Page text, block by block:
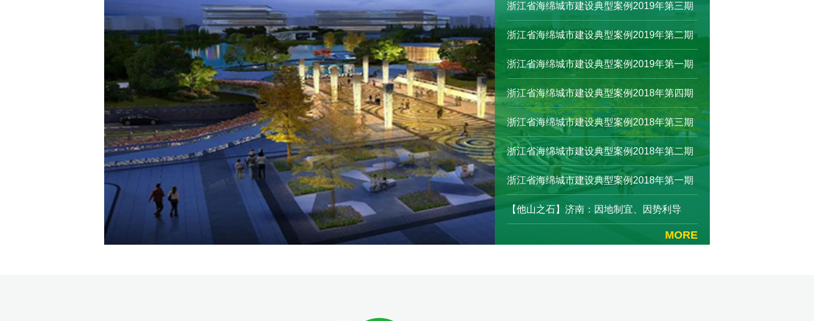
浙江省海绵城市建设典型案例2019年第三期
浙江省海绵城市建设典型案例2019年第二期
浙江省海绵城市建设典型案例2019年第一期
浙江省海绵城市建设典型案例2018年第四期
浙江省海绵城市建设典型案例2018年第三期
浙江省海绵城市建设典型案例2018年第二期
浙江省海绵城市建设典型案例2018年第一期
【他山之石】济南：因地制宜、因势利导
MORE